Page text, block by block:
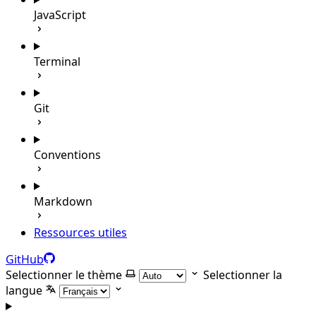
JavaScript
Terminal
Git
Conventions
Markdown
Ressources utiles
GitHub
Selectionner le thème
Selectionner la
langue